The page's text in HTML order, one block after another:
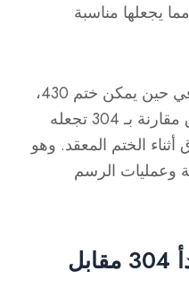
يجعلها مناسبة
:في حين يمكن ختم 430،
فإن قابليته المنخفضة للطرق مقارنة بـ 304 تجعله
الختم المعقد. وهو
وعمليات الرسم
الفولاذ المقاوم للصدأ 304 مقابل